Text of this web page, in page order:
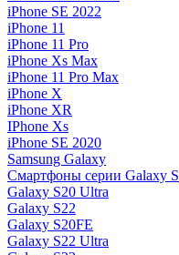
iPhone SE 2022
iPhone 11
iPhone 11 Pro
iPhone Xs Max
iPhone 11 Pro Max
iPhone X
iPhone XR
IPhone Xs
iPhone SE 2020
Samsung Galaxy
Смартфоны серии Galaxy S
Galaxy S20 Ultra
Galaxy S22
Galaxy S20FE
Galaxy S22 Ultra